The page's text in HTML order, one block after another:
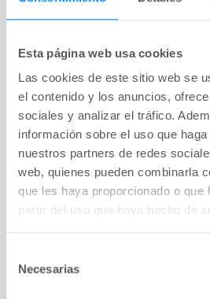
Esta página web usa cookies
Las cookies de este sitio web se
el contenido y los anuncios,
sociales y analizar el tráfico.
información sobre el uso que
nuestros partners de redes
web, quienes pueden combinarla
que les haya proporcionado o que
partir del uso que haya hecho de
Necesarias
proporcionarte información
autosondaje puede
trastorno vesical de forma
con un mínimo de